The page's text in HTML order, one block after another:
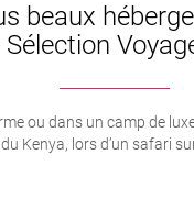
beaux
Sélection
ou dans un camp de
Kenya, lors d’un safari